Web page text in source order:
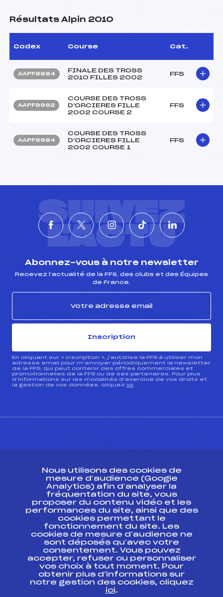
Résultats Alpin 2010
Codex Course Cat.
AAPF8884
FINALE DES TROSS
2010 FILLES 2002
FFS
AAPF9992
COURSE DES TROSS
D'ORCIERES FILLE
2002 COURSE 2
FFS
AAPF9984
COURSE DES TROSS
D'ORCIERES FILLE
2002 COURSE 1
FFS
SUIVEZ
L'ACTU
Abonnez-vous à notre newsletter
Recevez l’actualité de la FFS, des clubs et des Équipes
de France.
Inscription
En cliquant sur « inscription », j’autorise la FFS à utiliser mon
adresse email pour m’envoyer périodiquement la newsletter
de la FFS, qui peut contenir des offres commerciales et
promotionnelles de la FFS ou de ses partenaires. Pour plus
d’informations sur les modalités d’exercice de vos droits et
la gestion de vos données, cliquez ici
ESPACE PRESSE
Ressources
Pass’Neige
Projet sportif fédéral
Projet de performance fédéral
Antidopage
Pôle Développement, Formation, Suivi
Scientifique
Listes ministérielles
Pôle vie de l’athlète
Nous utilisons des cookies de
mesure d’audience (Google
Analytics) afin d’analyser la
fréquentation du site, vous
proposer du contenu vidéo et les
performances du site, ainsi que des
cookies permettant le
fonctionnement du site. Les
cookies de mesure d’audience ne
sont déposés qu’avec votre
consentement. Vous pouvez
accepter, refuser ou personnaliser
vos choix à tout moment. Pour
obtenir plus d'informations sur
notre gestion des cookies, cliquez
ici.